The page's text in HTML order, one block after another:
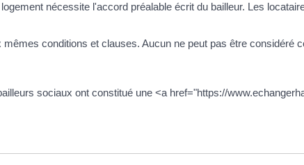
nécessite l'accord préalable écrit du bailleur. Les
conditions et clauses. Aucun ne peut pas être considéré
sociaux ont constitué une <a href="https://